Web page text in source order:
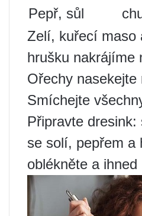
Pepř, sůl
Zelí, kuřecí maso
hrušku nakrájíme
Ořechy nasekejte
Smíchejte
Připravte
se solí, pepřem a
oblékněte a ihned